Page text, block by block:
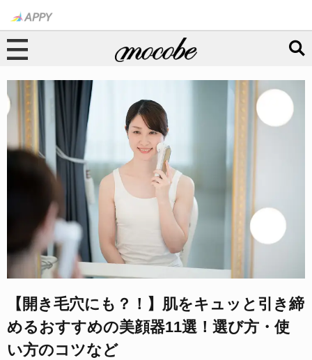
【開き毛穴にも？！】肌をキュッと引き締
めるおすすめの美顔器11選！選び方・使
い方のコツなど